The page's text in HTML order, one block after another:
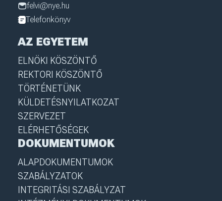
felvi@nye.hu
Telefonkönyv
AZ EGYETEM
ELNÖKI KÖSZÖNTŐ
REKTORI KÖSZÖNTŐ
TÖRTÉNETÜNK
KÜLDETÉSNYILATKOZAT
SZERVEZET
ELÉRHETŐSÉGEK
DOKUMENTUMOK
ALAPDOKUMENTUMOK
SZABÁLYZATOK
INTEGRITÁSI SZABÁLYZAT